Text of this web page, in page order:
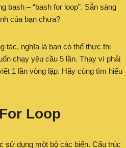
bash – “bash for loop”. Sẵn sàng
của bạn chưa?
tác, nghĩa là bạn có thể thực thi
chạy yêu cầu 5 lần. Thay vì phải
1 lần vòng lặp. Hãy cùng tìm hiểu
Loop
sử dụng một bộ các biến. Cấu trúc